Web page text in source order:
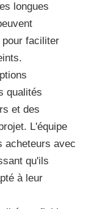
longues
faciliter
qualités
et des
L'équipe
acheteurs avec
qu'ils
à leur